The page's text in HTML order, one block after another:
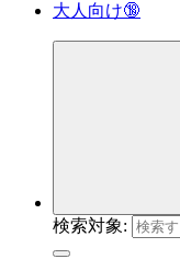
大人向け🔞
検索対象: